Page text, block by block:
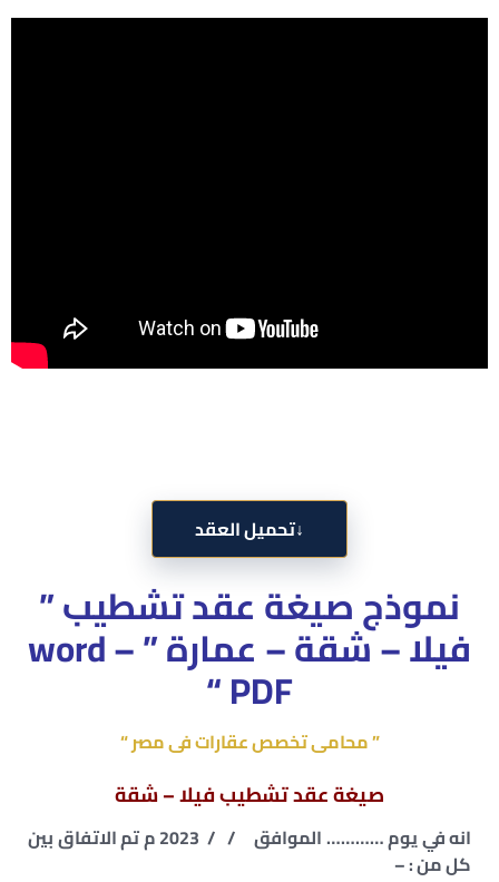
↓تحميل العقد
نموذج صيغة عقد تشطيب ”
فيلا – شقة – عمارة ” word –
PDF “
” محامى تخصص عقارات فى مصر “
صيغة عقد تشطيب فيلا – شقة
انه في يوم ………… الموافق / / 2023 م تم الاتفاق بين
كل من : –